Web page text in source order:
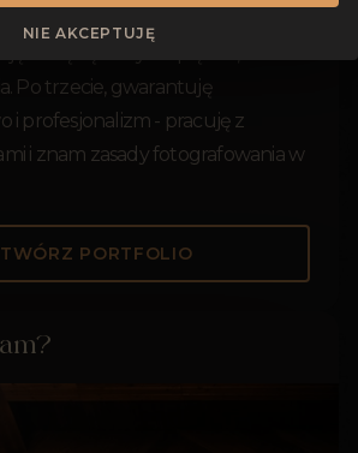
Po trzecie, gwarantuję
i profesjonalizm - pracuję z
i znam zasady fotografowania w
PORTFOLIO
NIE AKCEPTUJĘ